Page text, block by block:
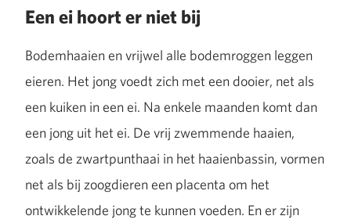
Een ei hoort er niet bij
Bodemhaaien en vrijwel alle bodemroggen leggen
eieren. Het jong voedt zich met een dooier, net als
een kuiken in een ei. Na enkele maanden komt dan
een jong uit het ei. De vrij zwemmende haaien,
zoals de zwartpunthaai in het haaienbassin, vormen
net als bij zoogdieren een placenta om het
ontwikkelende jong te kunnen voeden. En er zijn